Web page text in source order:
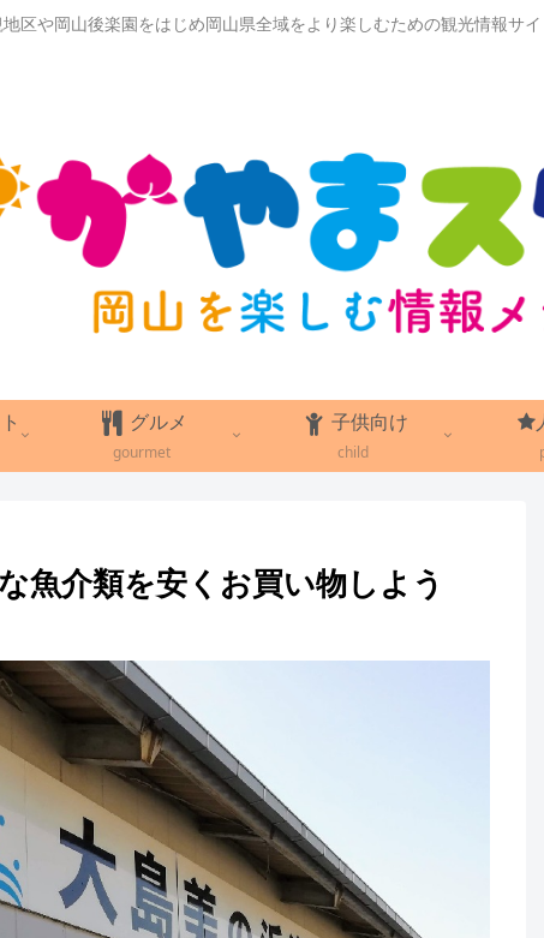
区や岡山後楽園をはじめ岡山県全域をより楽しむための観光情報サイ
グルメ
gourmet
子供向け
child
魚介類を安くお買い物しよう